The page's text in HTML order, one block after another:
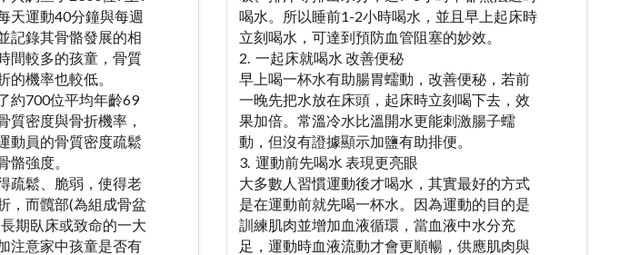
天運動40分鐘與每週
記錄其骨骼發展的相
間較多的孩童，骨質
的機率也較低。
約700位平均年齡69
質密度與骨折機率，
動員的骨質密度疏鬆
骼強度。
疏鬆、脆弱，使得老
，而髖部(為組成骨盆
期臥床或致命的一大
注意家中孩童是否有
喝水。所以睡前1-2小時喝水，並且早上起床時
立刻喝水，可達到預防血管阻塞的妙效。
2. 一起床就喝水 改善便秘
早上喝一杯水有助腸胃蠕動，改善便秘，若前
一晚先把水放在床頭，起床時立刻喝下去，效
果加倍。常溫冷水比溫開水更能刺激腸子蠕
動，但沒有證據顯示加鹽有助排便。
3. 運動前先喝水 表現更亮眼
大多數人習慣運動後才喝水，其實最好的方式
是在運動前就先喝一杯水。因為運動的目的是
訓練肌肉並增加血液循環，當血液中水分充
足，運動時血液流動才會更順暢，供應肌肉與